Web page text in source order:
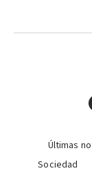
Últimas
Sociedad